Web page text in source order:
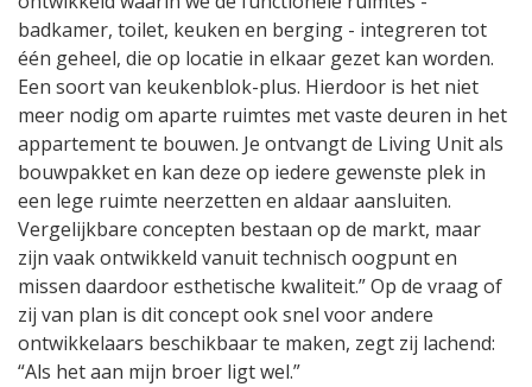
badkamer, toilet, keuken en berging - integreren tot
één geheel, die op locatie in elkaar gezet kan worden.
Een soort van keukenblok-plus. Hierdoor is het niet
meer nodig om aparte ruimtes met vaste deuren in het
appartement te bouwen. Je ontvangt de Living Unit als
bouwpakket en kan deze op iedere gewenste plek in
een lege ruimte neerzetten en aldaar aansluiten.
Vergelijkbare concepten bestaan op de markt, maar
zijn vaak ontwikkeld vanuit technisch oogpunt en
missen daardoor esthetische kwaliteit.” Op de vraag of
zij van plan is dit concept ook snel voor andere
ontwikkelaars beschikbaar te maken, zegt zij lachend:
“Als het aan mijn broer ligt wel.”